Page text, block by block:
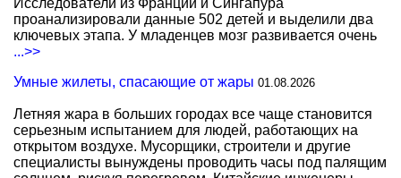
Исследователи из Франции и Сингапура
проанализировали данные 502 детей и выделили два
ключевых этапа. У младенцев мозг развивается очень
...>>
Умные жилеты, спасающие от жары 01.08.2026
Летняя жара в больших городах все чаще становится
серьезным испытанием для людей, работающих на
открытом воздухе. Мусорщики, строители и другие
специалисты вынуждены проводить часы под палящим